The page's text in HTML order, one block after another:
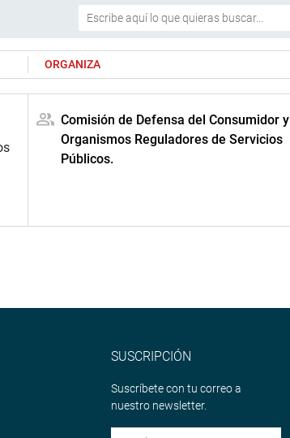
ORGANIZA
Comisión de Defensa del Consumidor y
Organismos Reguladores de Servicios
Públicos.
SUSCRIPCIÓN
Suscríbete con tu correo a
nuestro newsletter.